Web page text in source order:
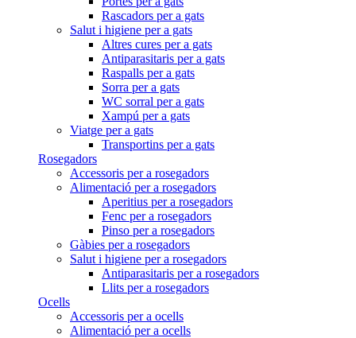
Rascadors per a gats
Salut i higiene per a gats
Altres cures per a gats
Antiparasitaris per a gats
Raspalls per a gats
Sorra per a gats
WC sorral per a gats
Xampú per a gats
Viatge per a gats
Transportins per a gats
Rosegadors
Accessoris per a rosegadors
Alimentació per a rosegadors
Aperitius per a rosegadors
Fenc per a rosegadors
Pinso per a rosegadors
Gàbies per a rosegadors
Salut i higiene per a rosegadors
Antiparasitaris per a rosegadors
Llits per a rosegadors
Ocells
Accessoris per a ocells
Alimentació per a ocells